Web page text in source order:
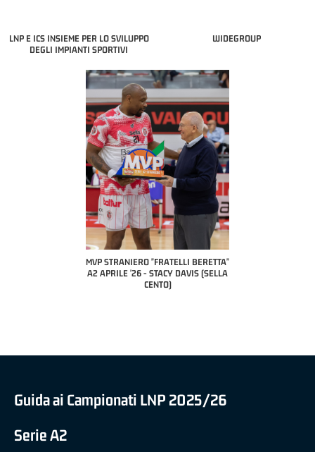
LNP E ICS INSIEME PER LO SVILUPPO
DEGLI IMPIANTI SPORTIVI
WIDEGROUP
MVP "FRATELLI BERETTA" SAMUEL
DILAS B NAZIONALE APRILE '26 -
MARCO RESTELLI (TAV TREVIGLIO
Guida ai Campionati LNP 2025/26
Serie A2